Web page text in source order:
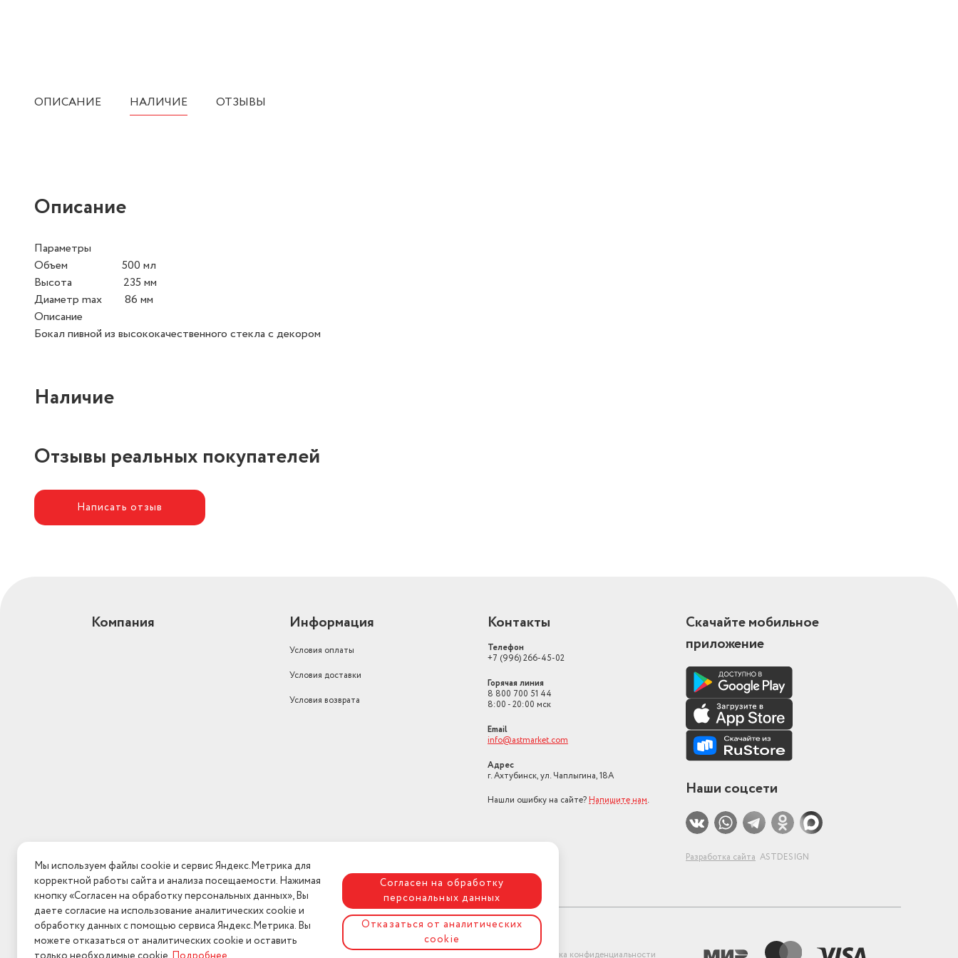
ОПИСАНИЕ НАЛИЧИЕ ОТЗЫВЫ
Описание
Параметры
Объем 500 мл
Высота 235 мм
Диаметр max 86 мм
Описание
Бокал пивной из высококачественного стекла с декором
Наличие
Отзывы реальных покупателей
Написать отзыв
Компания Информация
Условия оплаты
Условия доставки
Условия возврата
Контакты
Телефон
+7 (996) 266-45-02
Горячая линия
8 800 700 51 44
8:00 - 20:00 мск
Email
info@astmarket.com
Адрес
г. Ахтубинск, ул. Чаплыгина, 18А
Нашли ошибку на сайте? Напишите нам.
Скачайте мобильное
приложение
Наши соцсети
Разработка сайта ASTDESIGN
Политика конфиденциальности
Мы используем файлы cookie и сервис Яндекс.Метрика для
корректной работы сайта и анализа посещаемости. Нажимая
кнопку «Согласен на обработку персональных данных», Вы
даете согласие на использование аналитических cookie и
обработку данных с помощью сервиса Яндекс.Метрика. Вы
можете отказаться от аналитических cookie и оставить
Согласен на обработку
персональных данных
Отказаться от аналитических
cookie